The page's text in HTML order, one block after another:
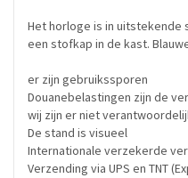
Het horloge is in uitstekende
een stofkap in de kast.
er zijn gebruikssporen
Douanebelastingen zijn de
wij zijn er niet
De stand is visueel
Internationale verzekerde
Verzending via UPS en TNT